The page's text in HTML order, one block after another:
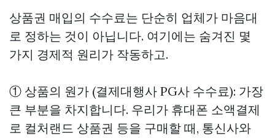
상품권 매입의 수수료는 단순히 업체가 마음대
로 정하는 것이 아닙니다. 여기에는 숨겨진 몇
가지 경제적 원리가 작동하고.
① 상품의 원가 (결제대행사 PG사 수수료): 가장
큰 부분을 차지합니다. 우리가 휴대폰 소액결제
로 컬처랜드 상품권 등을 구매할 때, 통신사와